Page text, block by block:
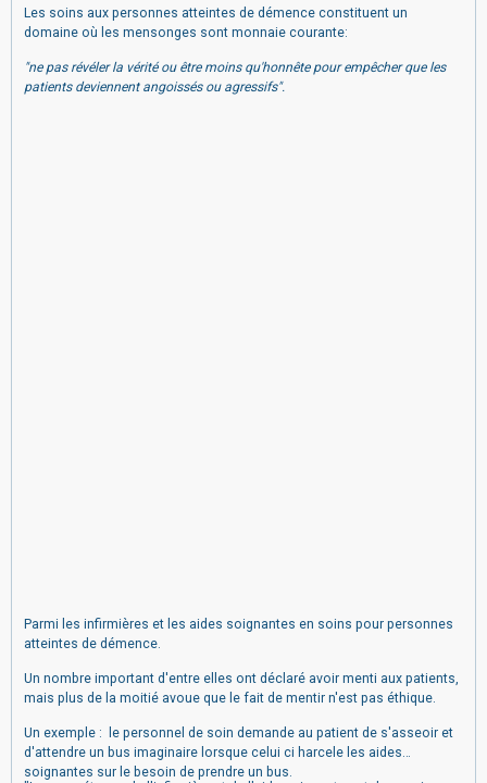
Les soins aux personnes atteintes de démence constituent un
domaine où les mensonges sont monnaie courante:
"ne pas révéler la vérité ou être moins qu'honnête pour empêcher que les
patients deviennent angoissés ou agressifs".
Parmi les infirmières et les aides soignantes en soins pour personnes
atteintes de démence.
Un nombre important d'entre elles ont déclaré avoir menti aux patients,
mais plus de la moitié avoue que le fait de mentir n'est pas éthique.
Un exemple : le personnel de soin demande au patient de s'asseoir et
d'attendre un bus imaginaire lorsque celui ci harcele les aides
soignantes sur le besoin de prendre un bus.